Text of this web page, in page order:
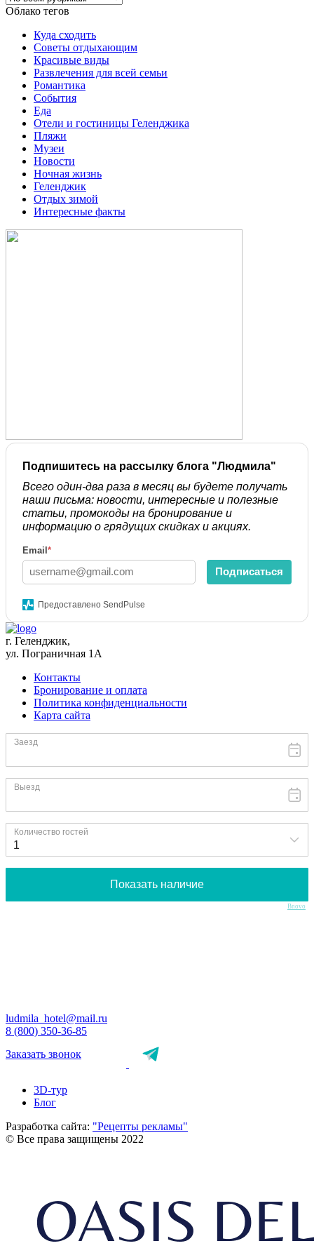
Облако тегов
Куда сходить
Советы отдыхающим
Красивые виды
Развлечения для всей семьи
Романтика
События
Еда
Отели и гостиницы Геленджика
Пляжи
Музеи
Новости
Ночная жизнь
Геленджик
Отдых зимой
Интересные факты
Подпишитесь на рассылку блога "Людмила"
Всего один-два раза в месяц вы будете получать
наши письма: новости, интересные и полезные
статьи, промокоды на бронирование и
информацию о грядущих скидках и акциях.
Email *
Подписаться
Предоставлено SendPulse
г. Геленджик,
ул. Пограничная 1А
Контакты
Бронирование и оплата
Политика конфиденциальности
Карта сайта
Bnovo
ludmila_hotel@mail.ru
8 (800) 350-36-85
Заказать звонок
3D-тур
Блог
Разработка сайта: "Рецепты рекламы"
© Все права защищены 2022